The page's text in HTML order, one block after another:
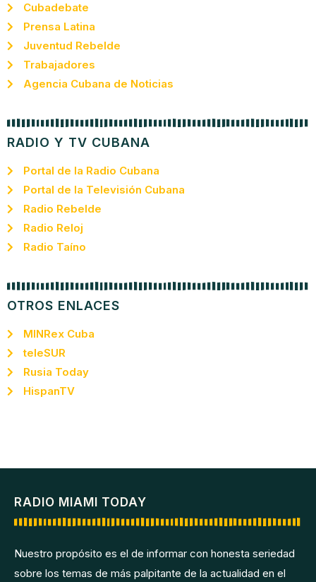
Cubadebate
Prensa Latina
Juventud Rebelde
Trabajadores
Agencia Cubana de Noticias
RADIO Y TV CUBANA
Portal de la Radio Cubana
Portal de la Televisión Cubana
Radio Rebelde
Radio Reloj
Radio Taíno
OTROS ENLACES
MINRex Cuba
teleSUR
Rusia Today
HispanTV
RADIO MIAMI TODAY
Nuestro propósito es el de informar con honesta seriedad
sobre los temas de más palpitante de la actualidad en el